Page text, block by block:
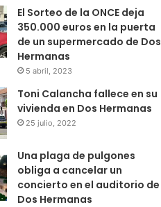
El Sorteo de la ONCE deja
350.000 euros en la puerta
de un supermercado de Dos
Hermanas
5 abril, 2023
Toni Calancha fallece en su
vivienda en Dos Hermanas
25 julio, 2022
Una plaga de pulgones
obliga a cancelar un
concierto en el auditorio de
Dos Hermanas